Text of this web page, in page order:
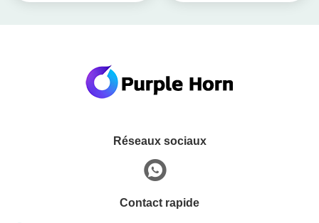
Réseaux sociaux
Contact rapide